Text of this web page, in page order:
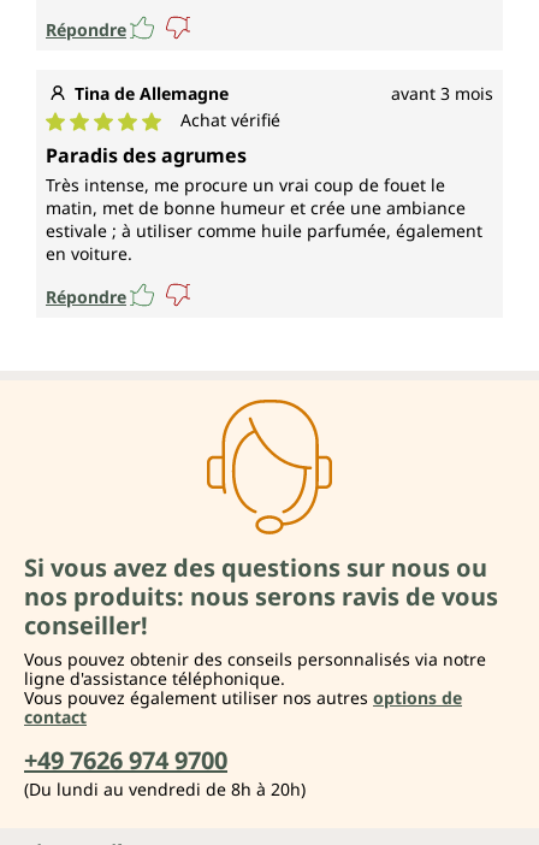
Répondre
Tina de Allemagne avant 3 mois
Note moyenne de 5 sur 5 étoiles
Achat vérifié
Paradis des agrumes
Très intense, me procure un vrai coup de fouet le
matin, met de bonne humeur et crée une ambiance
estivale ; à utiliser comme huile parfumée, également
en voiture.
Répondre
Si vous avez des questions sur nous ou
nos produits: nous serons ravis de vous
conseiller!
Vous pouvez obtenir des conseils personnalisés via notre
ligne d'assistance téléphonique.
Vous pouvez également utiliser nos autres options de
contact
+49 7626 974 9700
(Du lundi au vendredi de 8h à 20h)